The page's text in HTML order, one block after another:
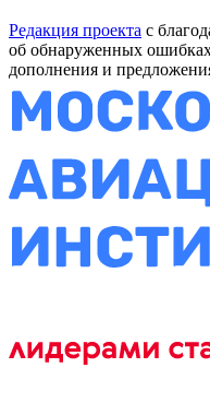
Редакция проекта с
об обнаруженных
дополнения и